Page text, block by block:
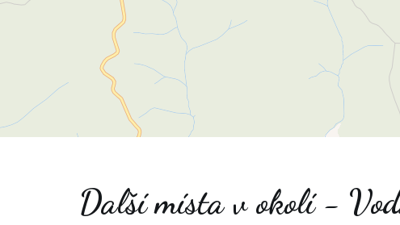
Další místa v okolí -